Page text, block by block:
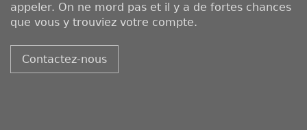
appeler. On ne mord pas et il y a de fortes chances
que vous y trouviez votre compte.
Contactez-nous